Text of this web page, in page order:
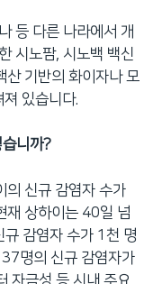
등 다른 나라에서 개
시노팜, 시노백 백신
산 기반의 화이자나 모
있습니다.
니까?
의 신규 감염자 수가
재 상하이는 40일 넘
감염자 수가 1천 명
명의 신규 감염자가
자금성 등 시내 주요